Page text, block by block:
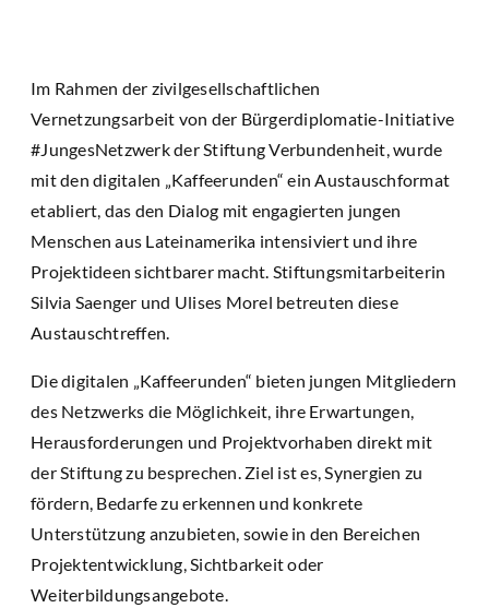
Im Rahmen der zivilgesellschaftlichen
Vernetzungsarbeit von der Bürgerdiplomatie-Initiative
#JungesNetzwerk der Stiftung Verbundenheit, wurde
mit den digitalen „Kaffeerunden“ ein Austauschformat
etabliert, das den Dialog mit engagierten jungen
Menschen aus Lateinamerika intensiviert und ihre
Projektideen sichtbarer macht. Stiftungsmitarbeiterin
Silvia Saenger und Ulises Morel betreuten diese
Austauschtreffen.
Die digitalen „Kaffeerunden“ bieten jungen Mitgliedern
des Netzwerks die Möglichkeit, ihre Erwartungen,
Herausforderungen und Projektvorhaben direkt mit
der Stiftung zu besprechen. Ziel ist es, Synergien zu
fördern, Bedarfe zu erkennen und konkrete
Unterstützung anzubieten, sowie in den Bereichen
Projektentwicklung, Sichtbarkeit oder
Weiterbildungsangebote.